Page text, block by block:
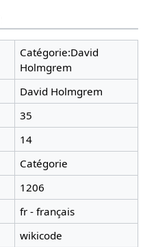
Catégorie:David
Holmgrem
David Holmgrem
35
14
Catégorie
1206
fr - français
wikicode